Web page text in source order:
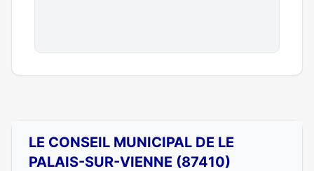
LE CONSEIL MUNICIPAL DE LE
PALAIS-SUR-VIENNE (87410)